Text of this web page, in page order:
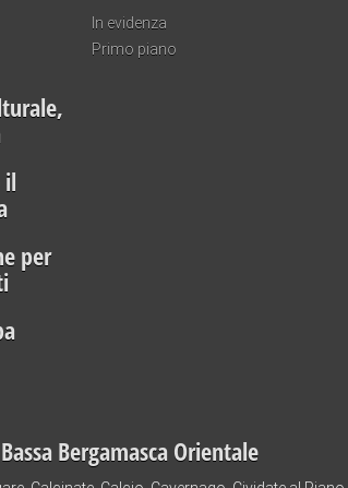
il
per
In evidenza
Primo piano
Bergamasca Orientale